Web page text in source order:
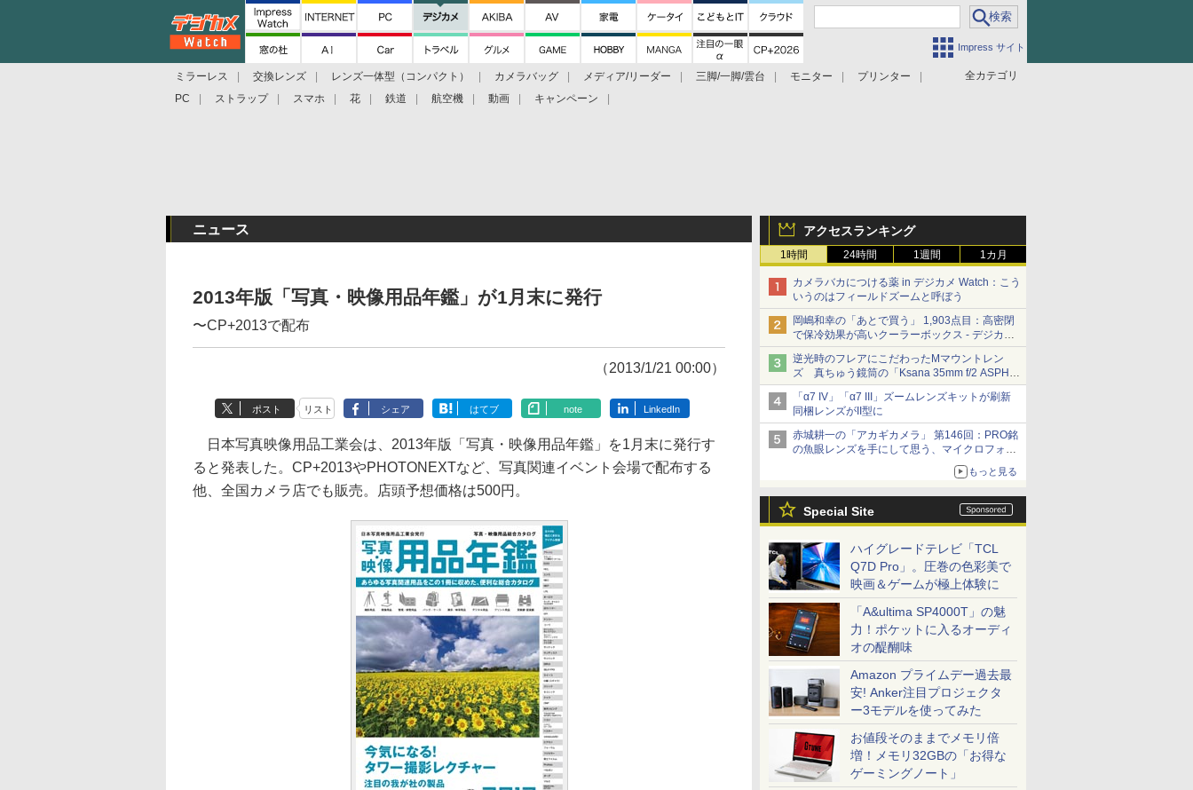
Impress サイト
全カテゴリ
ミラーレス 交換レンズ レンズ一体型（コンパクト） カメラバッグ メディア/リーダー 三脚/一脚/雲台 モニター
プリンター
PC
ストラップ スマホ 花 鉄道 航空機 動画 キャンペーン
アクセスランキング
1時間 24時間 1週間 1カ月
カメラバカにつける薬 in デジカメ Watch：こう
いうのはフィールドズームと呼ぼう
岡嶋和幸の「あとで買う」 1,903点目：高密閉
で保冷効果が高いクーラーボックス - デジカメ
Watch
逆光時のフレアにこだわったMマウントレン
ズ 真ちゅう鏡筒の「Ksana 35mm f/2 ASPH.
シルバークローム」
「α7 IV」「α7 III」ズームレンズキットが刷新
同梱レンズがII型に
赤城耕一の「アカギカメラ」 第146回：PRO銘
の魚眼レンズを手にして思う、マイクロフォー
もっと見る
Special Site
ハイグレードテレビ「TCL
Q7D Pro」。圧巻の色彩美で
映画＆ゲームが極上体験に
「A&ultima SP4000T」の魅
力！ポケットに入るオーディ
オの醍醐味
Amazon プライムデー過去最
安! Anker注目プロジェクタ
ー3モデルを使ってみた
お値段そのままでメモリ倍
増！メモリ32GBの「お得な
ゲーミングノート」
ニュース
2013年版「写真・映像用品年鑑」が1月末に発行
〜CP+2013で配布
（2013/1/21 00:00）
ポスト リスト シェア はてブ note LinkedIn
日本写真映像用品工業会は、2013年版「写真・映像用品年鑑」を1月末に発行す
ると発表した。CP+2013やPHOTONEXTなど、写真関連イベント会場で配布する
他、全国カメラ店でも販売。店頭予想価格は500円。